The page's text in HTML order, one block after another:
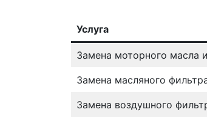
Услуга
Замена моторного масла
Замена масляного
Замена воздушного